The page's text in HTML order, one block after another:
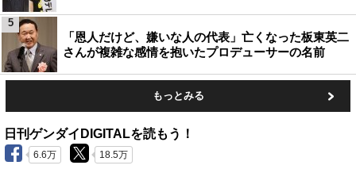
「恩人だけど、嫌いな人の代表」亡くなった板東英二
さんが複雑な感情を抱いたプロデューサーの名前
5
もっとみる
日刊ゲンダイDIGITALを読もう！
6.6万 18.5万